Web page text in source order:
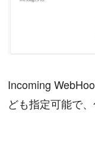
Incoming
ども指定可能で、